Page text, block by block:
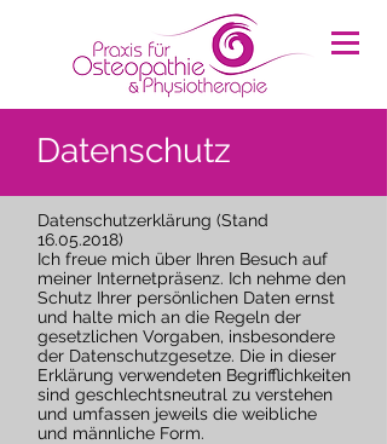
Datenschutz
Datenschutzerklärung (Stand
16.05.2018)
Ich freue mich über Ihren Besuch auf
meiner Internetpräsenz. Ich nehme den
Schutz Ihrer persönlichen Daten ernst
und halte mich an die Regeln der
gesetzlichen Vorgaben, insbesondere
der Datenschutzgesetze. Die in dieser
Erklärung verwendeten Begrifflichkeiten
sind geschlechtsneutral zu verstehen
und umfassen jeweils die weibliche
und männliche Form.